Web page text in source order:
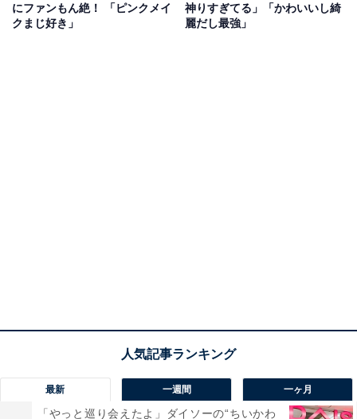
にファンもん絶！ 「ピンクメイ
クまじ好き」
神りすぎてる」「かわいいし綺
麗だし最強」
最新 一週間 一ヶ月
「やっと巡り会えたよ」ダイソーの“ちいかわ